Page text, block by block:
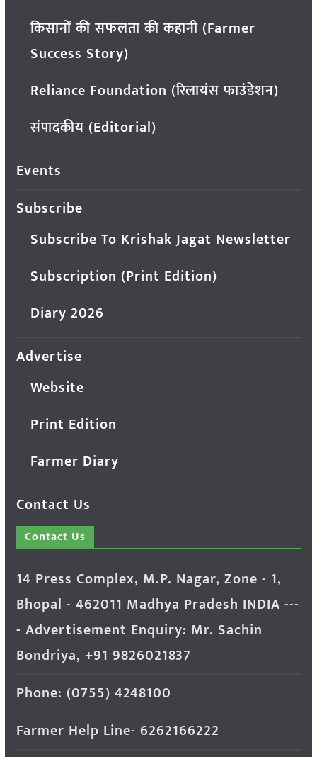
किसानों की सफलता की कहानी (Farmer
Success Story)
Reliance Foundation (रिलायंस फाउंडेशन)
संपादकीय (Editorial)
Events
Subscribe
Subscribe To Krishak Jagat Newsletter
Subscription (Print Edition)
Diary 2026
Advertise
Website
Print Edition
Farmer Diary
Contact Us
Contact Us
14 Press Complex, M.P. Nagar, Zone - 1,
Bhopal - 462011 Madhya Pradesh INDIA ---
- Advertisement Enquiry: Mr. Sachin
Bondriya, +91 9826021837
Phone: (0755) 4248100
Farmer Help Line- 6262166222